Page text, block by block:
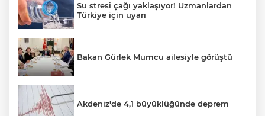
Su stresi çağı yaklaşıyor! Uzmanlardan
Türkiye için uyarı
Bakan Gürlek Mumcu ailesiyle görüştü
Akdeniz'de 4,1 büyüklüğünde deprem